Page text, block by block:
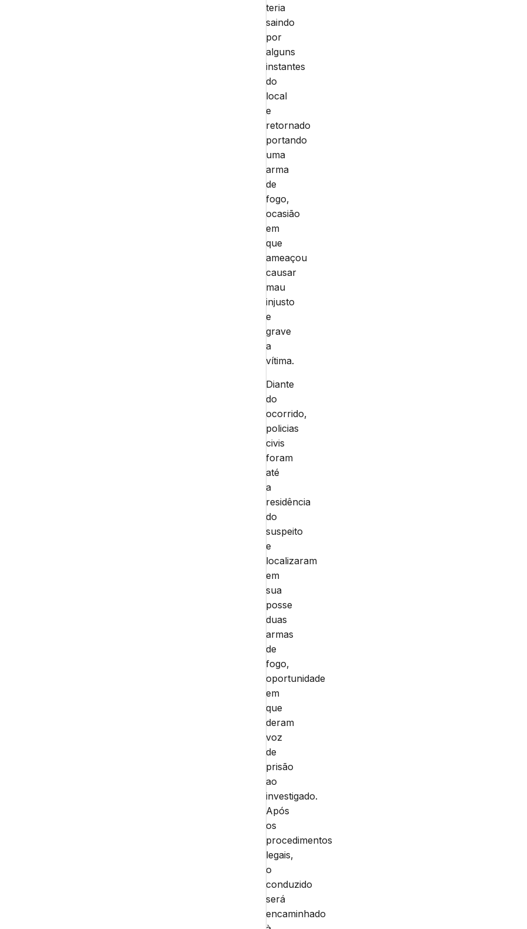
teria
saindo
por
alguns
instantes
do
local
e
retornado
portando
uma
arma
de
fogo,
ocasião
em
que
ameaçou
causar
mau
injusto
e
grave
a
vítima.
Diante
do
ocorrido,
policias
civis
foram
até
a
residência
do
suspeito
e
localizaram
em
sua
posse
duas
armas
de
fogo,
oportunidade
em
que
deram
voz
de
prisão
ao
investigado.
Após
os
procedimentos
legais,
o
conduzido
será
encaminhado